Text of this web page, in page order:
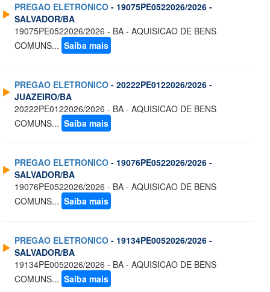
PREGAO ELETRONICO - 19075PE0522026/2026 -
SALVADOR/BA
19075PE0522026/2026 - BA - AQUISICAO DE BENS
COMUNS... Saiba mais
PREGAO ELETRONICO - 20222PE0122026/2026 -
JUAZEIRO/BA
20222PE0122026/2026 - BA - AQUISICAO DE BENS
COMUNS... Saiba mais
PREGAO ELETRONICO - 19076PE0522026/2026 -
SALVADOR/BA
19076PE0522026/2026 - BA - AQUISICAO DE BENS
COMUNS... Saiba mais
PREGAO ELETRONICO - 19134PE0052026/2026 -
SALVADOR/BA
19134PE0052026/2026 - BA - AQUISICAO DE BENS
COMUNS... Saiba mais